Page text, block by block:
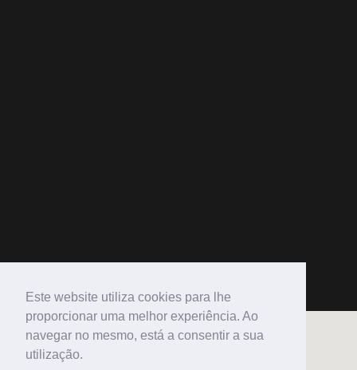
Este website utiliza cookies para lhe
proporcionar uma melhor experiência. Ao
navegar no mesmo, está a consentir a sua
utilização.